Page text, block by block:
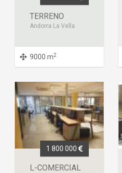
TERRENO
Andorra La Vella
9000 m2
1 800 000
L-COMERCIAL